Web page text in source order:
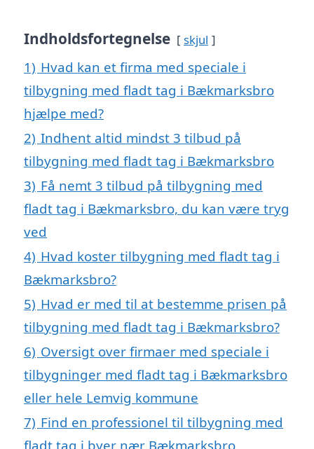
Indholdsfortegnelse skjul
1) Hvad kan et firma med speciale i
tilbygning med fladt tag i Bækmarksbro
hjælpe med?
2) Indhent altid mindst 3 tilbud på
tilbygning med fladt tag i Bækmarksbro
3) Få nemt 3 tilbud på tilbygning med
fladt tag i Bækmarksbro, du kan være tryg
ved
4) Hvad koster tilbygning med fladt tag i
Bækmarksbro?
5) Hvad er med til at bestemme prisen på
tilbygning med fladt tag i Bækmarksbro?
6) Oversigt over firmaer med speciale i
tilbygninger med fladt tag i Bækmarksbro
eller hele Lemvig kommune
7) Find en professionel til tilbygning med
fladt tag i byer nær Bækmarksbro